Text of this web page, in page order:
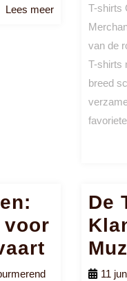
Lees meerLees
T-shirts
van de
T-shirts
breed
voor
De
11